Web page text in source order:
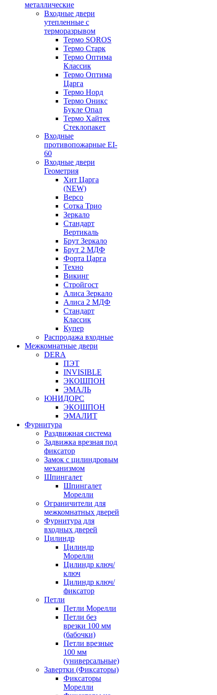
металлические
Входные двери
утепленные с
терморазрывом
Термо SOROS
Термо Старк
Термо Оптима
Классик
Термо Оптима
Царга
Термо Норд
Термо Оникс
Букле Опал
Термо Хайтек
Стеклопакет
Входные
противопожарные EI-
60
Входные двери
Геометрия
Хит Царга
(NEW)
Версо
Сотка Трио
Зеркало
Стандарт
Вертикаль
Брут Зеркало
Брут 2 МДФ
Форта Царга
Техно
Викинг
Стройгост
Алиса Зеркало
Алиса 2 МДФ
Стандарт
Классик
Купер
Распродажа входные
Межкомнатные двери
DERA
ПЭТ
INVISIBLE
ЭКОШПОН
ЭМАЛЬ
ЮНИДОРС
ЭКОШПОН
ЭМАЛИТ
Фурнитура
Раздвижная система
Задвижка врезная под
фиксатор
Замок с цилиндровым
механизмом
Шпингалет
Шпингалет
Морелли
Ограничители для
межкомнатных дверей
Фурнитура для
входных дверей
Цилиндр
Цилиндр
Морелли
Цилиндр ключ/
ключ
Цилиндр ключ/
фиксатор
Петли
Петли Морелли
Петли без
врезки 100 мм
(бабочки)
Петли врезные
100 мм
(универсальные)
Завертки (Фиксаторы)
Фиксаторы
Морелли